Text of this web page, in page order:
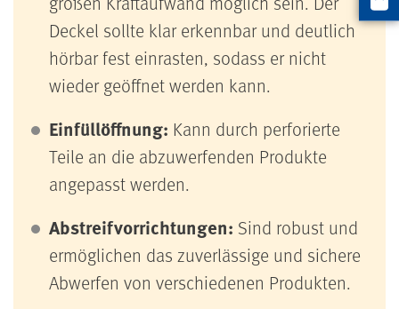
Deckel sollte klar erkennbar und deutlich
hörbar fest einrasten, sodass er nicht
wieder geöffnet werden kann.
Einfüllöffnung: Kann durch perforierte
Teile an die abzuwerfenden Produkte
angepasst werden.
Abstreifvorrichtungen: Sind robust und
ermöglichen das zuverlässige und sichere
Abwerfen von verschiedenen Produkten.
Artikel